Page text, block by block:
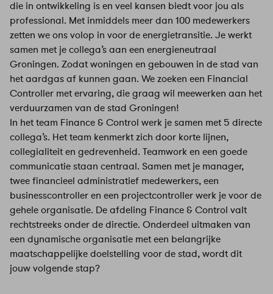
die in ontwikkeling is en veel kansen biedt voor jou als
professional. Met inmiddels meer dan 100 medewerkers
zetten we ons volop in voor de energietransitie. Je werkt
samen met je collega’s aan een energieneutraal
Groningen. Zodat woningen en gebouwen in de stad van
het aardgas af kunnen gaan. We zoeken een Financial
Controller met ervaring, die graag wil meewerken aan het
verduurzamen van de stad Groningen!
In het team Finance & Control werk je samen met 5 directe
collega’s. Het team kenmerkt zich door korte lijnen,
collegialiteit en gedrevenheid. Teamwork en een goede
communicatie staan centraal. Samen met je manager,
twee financieel administratief medewerkers, een
businesscontroller en een projectcontroller werk je voor de
gehele organisatie. De afdeling Finance & Control valt
rechtstreeks onder de directie. Onderdeel uitmaken van
een dynamische organisatie met een belangrijke
maatschappelijke doelstelling voor de stad, wordt dit
jouw volgende stap?